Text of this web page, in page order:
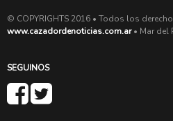
© COPYRIGHTS 2016 • Todos los
www.cazadordenoticias.com.ar• Mar del
SEGUINOS